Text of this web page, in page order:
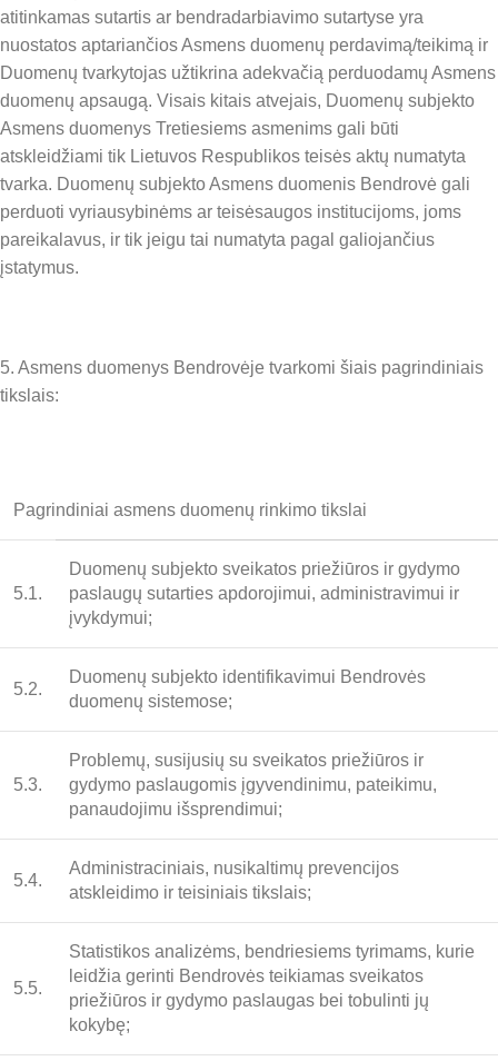
atitinkamas sutartis ar bendradarbiavimo sutartyse yra
nuostatos aptariančios Asmens duomenų perdavimą/teikimą ir
Duomenų tvarkytojas užtikrina adekvačią perduodamų Asmens
duomenų apsaugą. Visais kitais atvejais, Duomenų subjekto
Asmens duomenys Tretiesiems asmenims gali būti
atskleidžiami tik Lietuvos Respublikos teisės aktų numatyta
tvarka. Duomenų subjekto Asmens duomenis Bendrovė gali
perduoti vyriausybinėms ar teisėsaugos institucijoms, joms
pareikalavus, ir tik jeigu tai numatyta pagal galiojančius
įstatymus.
5. Asmens duomenys Bendrovėje tvarkomi šiais pagrindiniais
tikslais:
Pagrindiniai asmens duomenų rinkimo tikslai
5.1.
Duomenų subjekto sveikatos priežiūros ir gydymo
paslaugų sutarties apdorojimui, administravimui ir
įvykdymui;
5.2.
Duomenų subjekto identifikavimui Bendrovės
duomenų sistemose;
5.3.
Problemų, susijusių su sveikatos priežiūros ir
gydymo paslaugomis įgyvendinimu, pateikimu,
panaudojimu išsprendimui;
5.4.
Administraciniais, nusikaltimų prevencijos
atskleidimo ir teisiniais tikslais;
5.5.
Statistikos analizėms, bendriesiems tyrimams, kurie
leidžia gerinti Bendrovės teikiamas sveikatos
priežiūros ir gydymo paslaugas bei tobulinti jų
kokybę;